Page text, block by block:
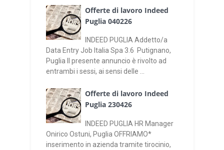
Offerte di lavoro Indeed
Puglia 040226
INDEED PUGLIA Addetto/a
Data Entry Job Italia Spa 3.6 Putignano,
Puglia Il presente annuncio è rivolto ad
entrambi i sessi, ai sensi delle ...
Offerte di lavoro Indeed
Puglia 230426
INDEED PUGLIA HR Manager
Onirico Ostuni, Puglia OFFRIAMO*
inserimento in azienda tramite tirocinio,